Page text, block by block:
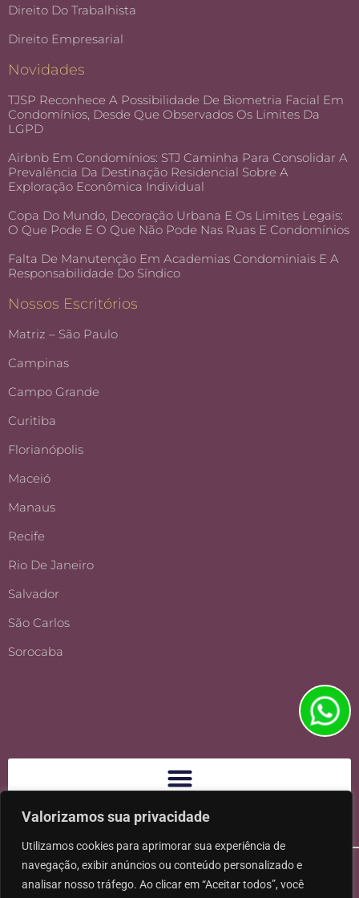
Valorizamos sua privacidade
Utilizamos cookies para aprimorar sua experiência de
navegação, exibir anúncios ou conteúdo personalizado e
analisar nosso tráfego. Ao clicar em “Aceitar todos”, você
Direito Do Trabalhista
Direito Empresarial
Novidades
TJSP Reconhece A Possibilidade De Biometria Facial Em
Condomínios, Desde Que Observados Os Limites Da
LGPD
Airbnb Em Condomínios: STJ Caminha Para Consolidar A
Prevalência Da Destinação Residencial Sobre A
Exploração Econômica Individual
Copa Do Mundo, Decoração Urbana E Os Limites Legais:
O Que Pode E O Que Não Pode Nas Ruas E Condomínios
Falta De Manutenção Em Academias Condominiais E A
Responsabilidade Do Síndico
Nossos Escritórios
Matriz – São Paulo
Campinas
Campo Grande
Curitiba
Florianópolis
Maceió
Manaus
Recife
Rio De Janeiro
Salvador
São Carlos
Sorocaba